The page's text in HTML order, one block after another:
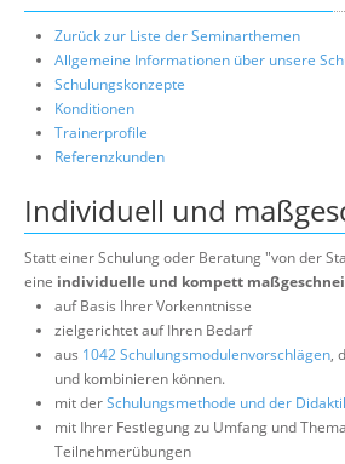
Zurück zur Liste der Seminarthemen
Allgemeine Informationen über unsere
Schulungskonzepte
Konditionen
Trainerprofile
Referenzkunden
Individuell und
Statt einer Schulung oder Beratung "von der
eine individuelle und kompett
auf Basis Ihrer Vorkenntnisse
zielgerichtet auf Ihren Bedarf
aus 1042 Schulungsmodulenvorschlägen,
und kombinieren können.
mit derSchulungsmethode und der
mit Ihrer Festlegung zu Umfang und
Teilnehmerübungen